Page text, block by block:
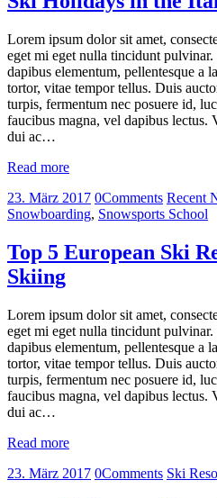
Lorem ipsum dolor sit amet,
eget mi eget nulla tincidunt
dapibus elementum, pellentesque a
tortor, vitae tempor tellus. Duis
turpis, fermentum nec posuere id,
faucibus magna, vel dapibus lectus.
dui ac…
Read more
23. März 2017 0Comments Recent
Snowboarding, Snowsports School
Top 5 European Ski
Skiing
Lorem ipsum dolor sit amet,
eget mi eget nulla tincidunt
dapibus elementum, pellentesque a
tortor, vitae tempor tellus. Duis
turpis, fermentum nec posuere id,
faucibus magna, vel dapibus lectus.
dui ac…
Read more
23. März 2017 0Comments Ski